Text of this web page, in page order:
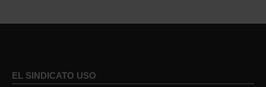
EL SINDICATO USO